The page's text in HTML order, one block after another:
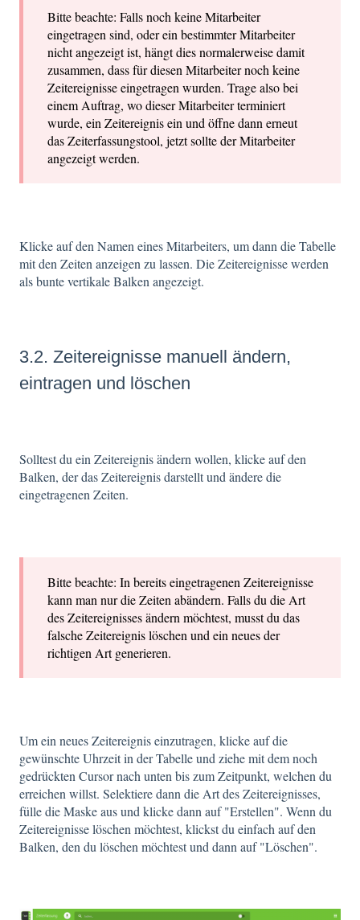
Bitte beachte: Falls noch keine Mitarbeiter
eingetragen sind, oder ein bestimmter Mitarbeiter
nicht angezeigt ist, hängt dies normalerweise damit
zusammen, dass für diesen Mitarbeiter noch keine
Zeitereignisse eingetragen wurden. Trage also bei
einem Auftrag, wo dieser Mitarbeiter terminiert
wurde, ein Zeitereignis ein und öffne dann erneut
das Zeiterfassungstool, jetzt sollte der Mitarbeiter
angezeigt werden.
Klicke auf den Namen eines Mitarbeiters, um dann die Tabelle
mit den Zeiten anzeigen zu lassen. Die Zeitereignisse werden
als bunte vertikale Balken angezeigt.
3.2. Zeitereignisse manuell ändern,
eintragen und löschen
Solltest du ein Zeitereignis ändern wollen, klicke auf den
Balken, der das Zeitereignis darstellt und ändere die
eingetragenen Zeiten.
Bitte beachte: In bereits eingetragenen Zeitereignisse
kann man nur die Zeiten abändern. Falls du die Art
des Zeitereignisses ändern möchtest, musst du das
falsche Zeitereignis löschen und ein neues der
richtigen Art generieren.
Um ein neues Zeitereignis einzutragen, klicke auf die
gewünschte Uhrzeit in der Tabelle und ziehe mit dem noch
gedrückten Cursor nach unten bis zum Zeitpunkt, welchen du
erreichen willst. Selektiere dann die Art des Zeitereignisses,
fülle die Maske aus und klicke dann auf "Erstellen". Wenn du
Zeitereignisse löschen möchtest, klickst du einfach auf den
Balken, den du löschen möchtest und dann auf "Löschen".